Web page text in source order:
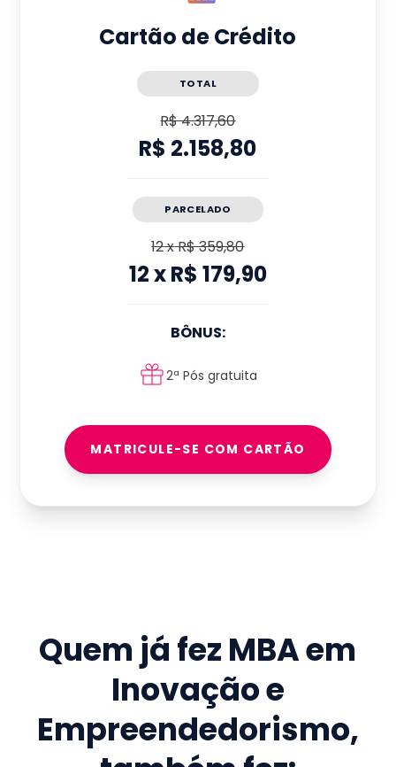
Cartão de Crédito
TOTAL
R$ 4.317,60
R$ 2.158,80
PARCELADO
12xR$ 359,80
12xR$ 179,90
BÔNUS:
2ª Pós gratuita
MATRICULE-SE COM CARTÃO
Quem já fez MBA em
Inovação e
Empreendedorismo,